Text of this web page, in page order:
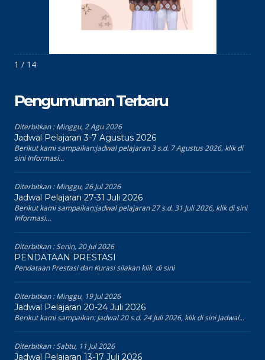
1 / 14
Pengumuman Terbaru
Diterbitkan :Minggu, 2 Agu 2026
Jadwal Pelajaran 3-7 Agustus 2026
Berikut kami sampaikan:jadwal pelajaran 3 s.d. 7 Agustus 2026, klik di
sini Informasi...
Diterbitkan :Minggu, 26 Jul 2026
Jadwal Pelajaran 27-31 Juli 2026
Berikut kami sampaikan:jadwal pelajaran 27 s.d. 31 Juli 2026, klik di sini
Informasi...
Diterbitkan :Senin, 20 Jul 2026
PENDATAAN PRESTASI
Pendataan Prestasi dan Kurasi silakan klik di sini
Diterbitkan :Minggu, 19 Jul 2026
Jadwal Pelajaran 20-24 Juli 2026
Berikut kami sampaikan: Jadwal 20 s.d. 24 Juli 2026, klik di sini Jadwal...
Diterbitkan :Sabtu, 11 Jul 2026
Jadwal Pelajaran 13-17 Juli 2026